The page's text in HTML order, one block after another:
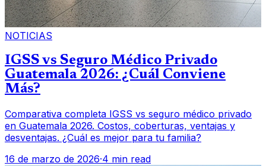
NOTICIAS
IGSS vs Seguro Médico Privado
Guatemala 2026: ¿Cuál Conviene
Más?
Comparativa completa IGSS vs seguro médico privado
en Guatemala 2026. Costos, coberturas, ventajas y
desventajas. ¿Cuál es mejor para tu familia?
16 de marzo de 2026·4 min read